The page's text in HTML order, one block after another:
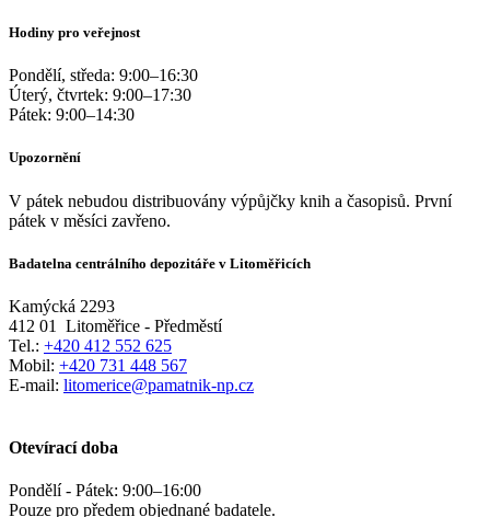
Hodiny pro veřejnost
Pondělí, středa: 9:00–16:30
Úterý, čtvrtek: 9:00–17:30
Pátek: 9:00–14:30
Upozornění
V pátek nebudou distribuovány výpůjčky knih a časopisů. První
pátek v měsíci zavřeno.
Badatelna centrálního depozitáře v Litoměřicích
Kamýcká 2293
412 01
Litoměřice - Předměstí
Tel.: +420 412 552 625
Mobil: +420 731 448 567
E-mail: litomerice@pamatnik-np.cz
Otevírací doba
Pondělí - Pátek: 9:00–16:00
Pouze pro předem objednané badatele.